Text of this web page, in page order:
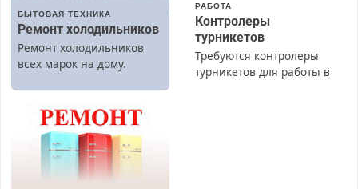
БЫТОВАЯ ТЕХНИКА
Ремонт холодильников
Ремонт холодильников
всех марок на дому.
РАБОТА
Контролеры
турникетов
Требуются контролеры
турникетов для работы в